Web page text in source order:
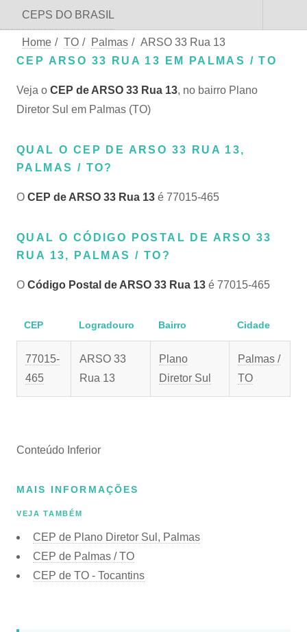
CEPS DO BRASIL
Home / TO / Palmas / ARSO 33 Rua 13
CEP ARSO 33 RUA 13 EM PALMAS / TO
Veja o CEP de ARSO 33 Rua 13, no bairro Plano
Diretor Sul em Palmas (TO)
QUAL O CEP DE ARSO 33 RUA 13,
PALMAS / TO?
O CEP de ARSO 33 Rua 13 é 77015-465
QUAL O CÓDIGO POSTAL DE ARSO 33
RUA 13, PALMAS / TO?
O Código Postal de ARSO 33 Rua 13 é 77015-465
CEP Logradouro Bairro Cidade
77015-
465
ARSO 33
Rua 13
Plano
Diretor Sul
Palmas /
TO
Conteúdo Inferior
MAIS INFORMAÇÕES
VEJA TAMBÉM
CEP de Plano Diretor Sul, Palmas
CEP de Palmas / TO
CEP de TO - Tocantins